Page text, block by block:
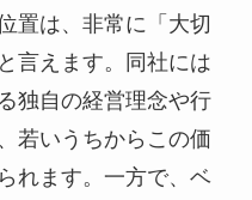
置は、非常に「大切
言えます。同社には
独自の経営理念や行
若いうちからこの価
れます。一方で、ベ